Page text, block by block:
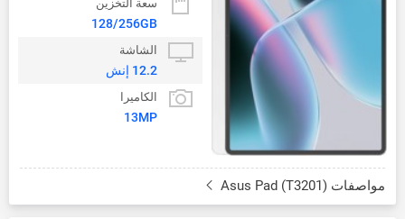
سعة التخزين
128/256GB
الشاشة
12.2 إنش
الكاميرا
13MP
مواصفات Asus Pad (T3201)